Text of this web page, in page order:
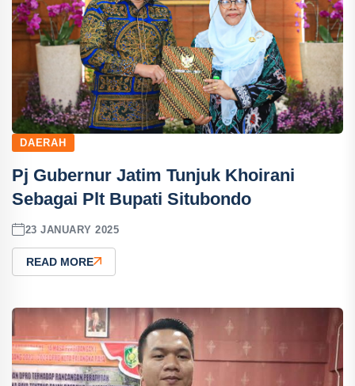
DAERAH
Pj Gubernur Jatim Tunjuk Khoirani
Sebagai Plt Bupati Situbondo
23 JANUARY 2025
READ MORE